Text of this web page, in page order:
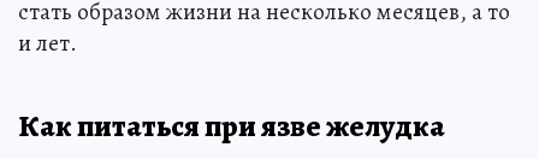
стать образом жизни на несколько месяцев, а то
и лет.
Как питаться при язве желудка